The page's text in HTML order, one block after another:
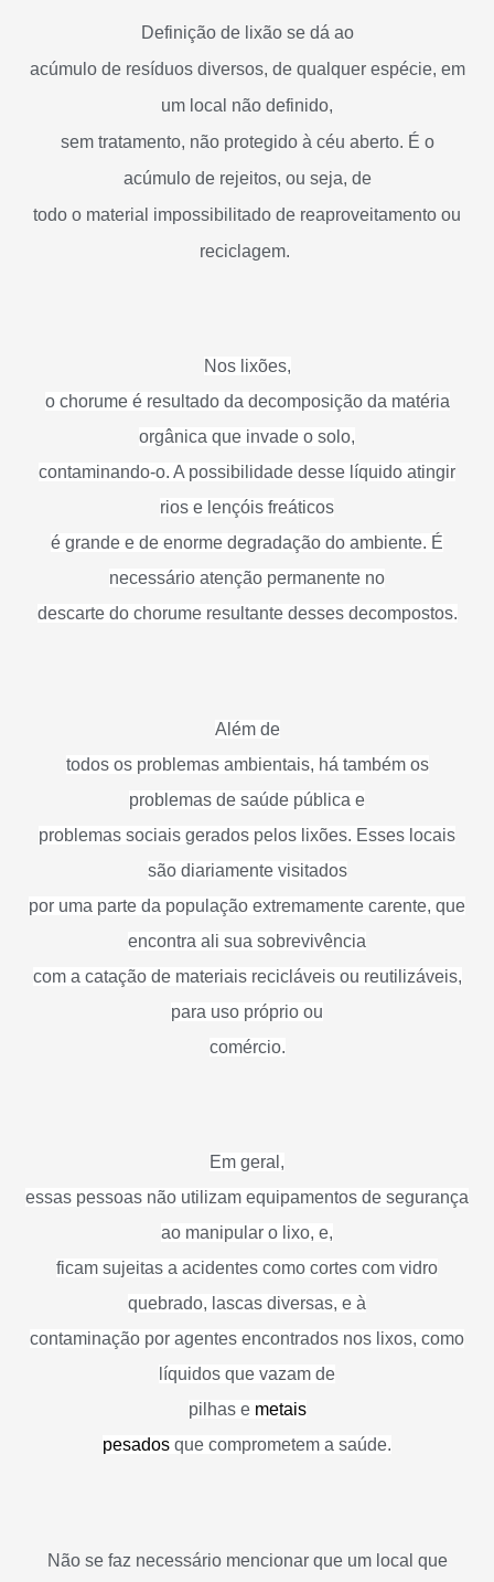
Definição de lixão se dá ao
acúmulo de resíduos diversos, de qualquer espécie, em
um local não definido,
sem tratamento, não protegido à céu aberto. É o
acúmulo de rejeitos, ou seja, de
todo o material impossibilitado de reaproveitamento ou
reciclagem.
Nos lixões,
o chorume é resultado da decomposição da matéria
orgânica que invade o solo,
contaminando-o. A possibilidade desse líquido atingir
rios e lençóis freáticos
é grande e de enorme degradação do ambiente. É
necessário atenção permanente no
descarte do chorume resultante desses decompostos.
Além de
todos os problemas ambientais, há também os
problemas de saúde pública e
problemas sociais gerados pelos lixões. Esses locais
são diariamente visitados
por uma parte da população extremamente carente, que
encontra ali sua sobrevivência
com a catação de materiais recicláveis ou reutilizáveis,
para uso próprio ou
comércio.
Em geral,
essas pessoas não utilizam equipamentos de segurança
ao manipular o lixo, e,
ficam sujeitas a acidentes como cortes com vidro
quebrado, lascas diversas, e à
contaminação por agentes encontrados nos lixos, como
líquidos que vazam de
pilhas e metais
pesados que comprometem a saúde.
Não se faz necessário mencionar que um local que